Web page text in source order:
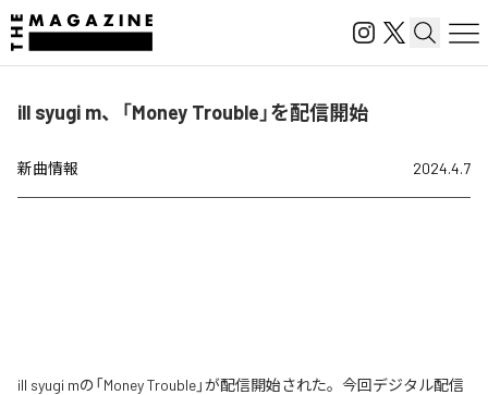
ill syugi m、「Money Trouble」を配信開始
新曲情報 2024.4.7
ill syugi mの「Money Trouble」が配信開始された。今回デジタル配信